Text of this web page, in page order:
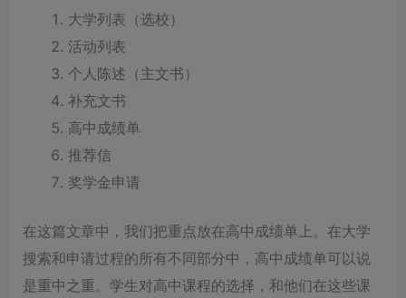
大学列表（选校）
活动列表
个人陈述（主文书）
补充文书
高中成绩单
推荐信
奖学金申请
在这篇文章中，我们把重点放在高中成绩单上。在大学
搜索和申请过程的所有不同部分中，高中成绩单可以说
是重中之重。学生对高中课程的选择，和他们在这些课